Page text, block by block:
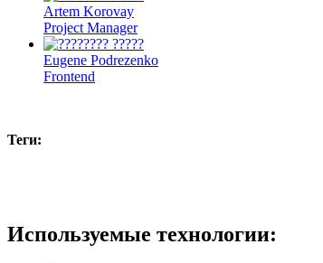
Artem Korovay
Project Manager
Eugene Podrezenko
Frontend
Теги:
Используемые технологии: